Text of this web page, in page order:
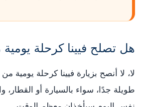
هل تصلح فيينا كرحلة يومية
لا، لا أنصح بزيارة فيينا كرحلة يومية
طويلة جدًا، سواء بالسيارة أو القطار،